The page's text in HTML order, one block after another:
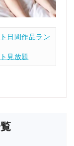
日間作品ラン
見放題